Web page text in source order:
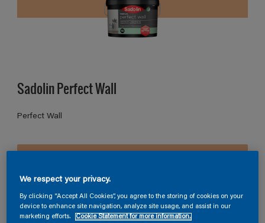
Sadolin Perfect Wall
Perfect Wall
Størrelse
We respect your privacy.
By clicking “Accept All Cookies”, you agree to the storing of cookies on your
device to enhance site navigation, analyze site usage, and assist in our
marketing efforts.
Cookie Statement for more information.